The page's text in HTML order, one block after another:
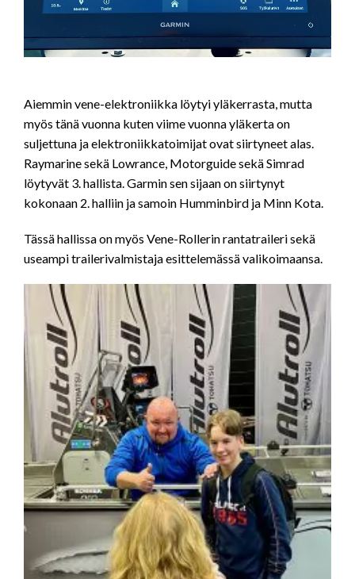
Aiemmin vene-elektroniikka löytyi yläkerrasta, mutta
myös tänä vuonna kuten viime vuonna yläkerta on
suljettuna ja elektroniikkatoimijat ovat siirtyneet alas.
Raymarine sekä Lowrance, Motorguide sekä Simrad
löytyvät 3. hallista. Garmin sen sijaan on siirtynyt
kokonaan 2. halliin ja samoin Humminbird ja Minn Kota.
Tässä hallissa on myös Vene-Rollerin rantatraileri sekä
useampi trailerivalmistaja esittelemässä valikoimaansa.